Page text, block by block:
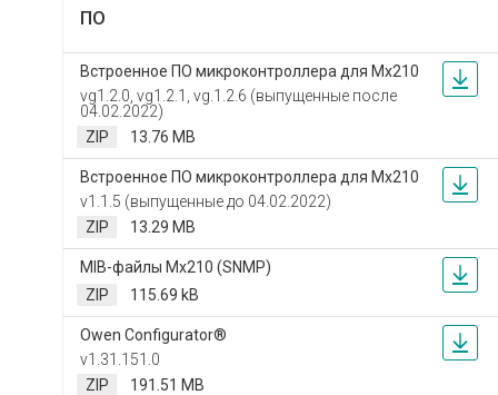
ПО
Встроенное ПО микроконтроллера для Мх210
vg1.2.0, vg1.2.1, vg.1.2.6 (выпущенные после
04.02.2022)
ZIP
13.76 MB
Встроенное ПО микроконтроллера для Мх210
v1.1.5 (выпущенные до 04.02.2022)
ZIP
13.29 MB
MIB-файлы Мх210 (SNMP)
ZIP
115.69 kB
Owen Configurator®
v1.31.151.0
ZIP
191.51 MB
Техподдержка
Вопросы по заказу